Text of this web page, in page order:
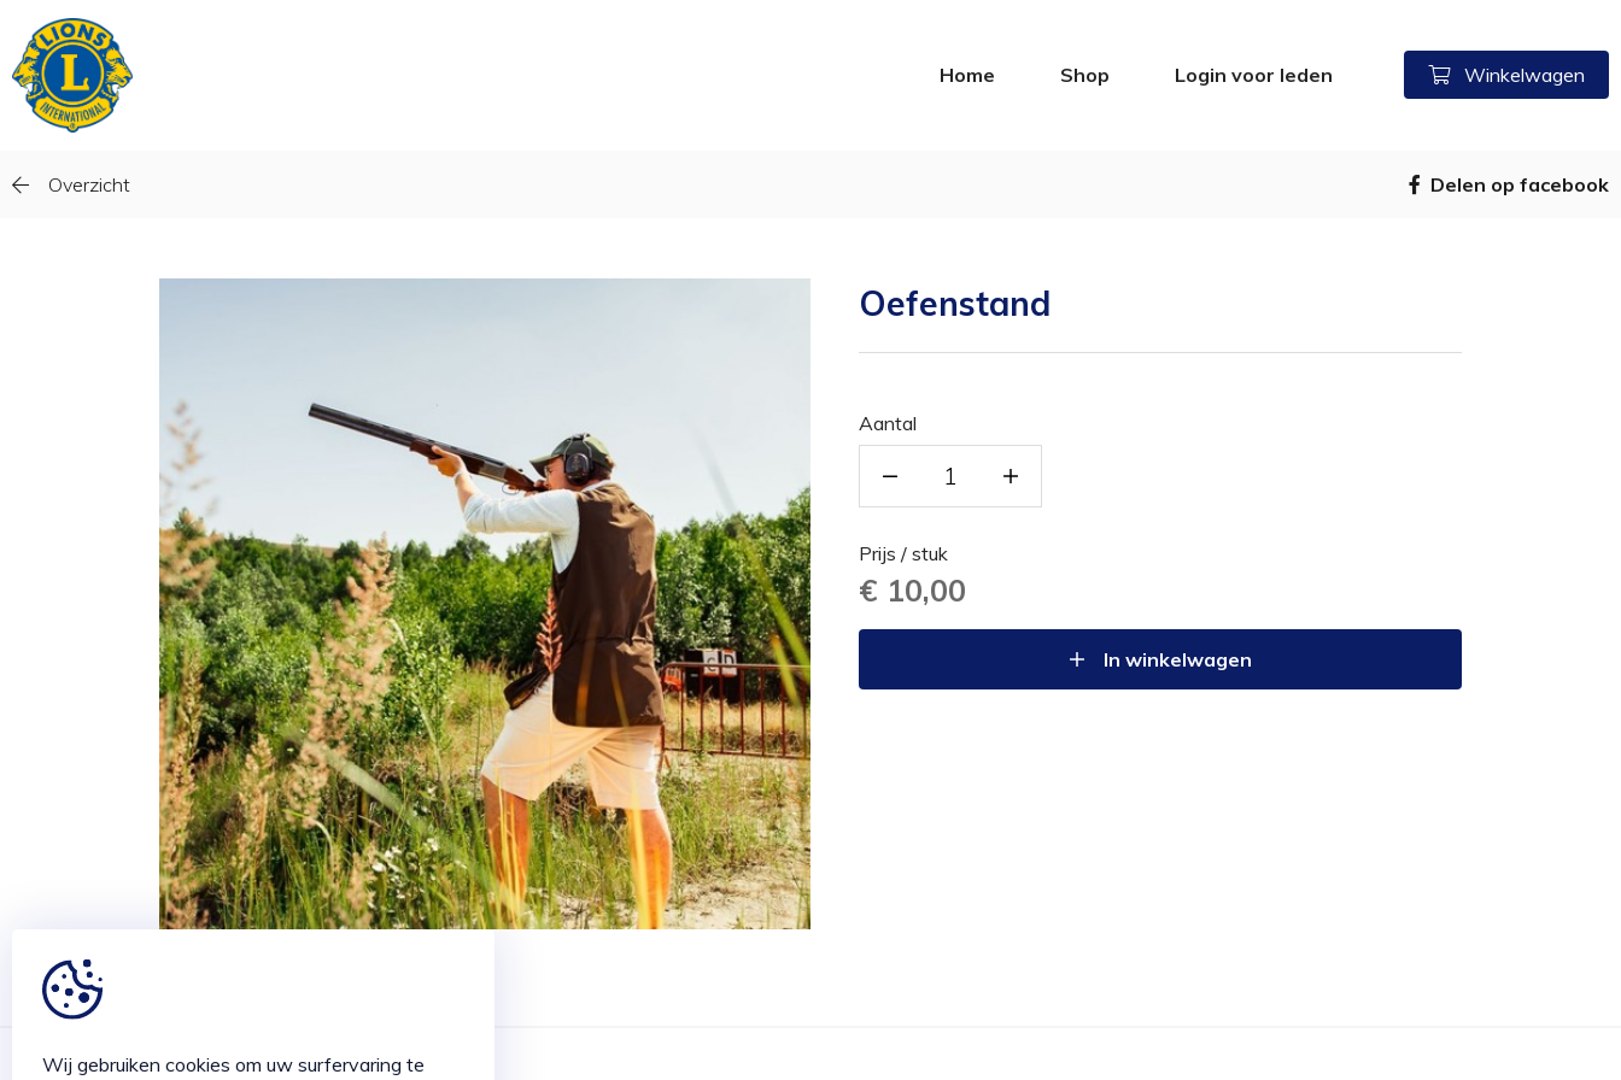
Home Shop Login voor leden Winkelwagen
Overzicht Delen op facebook
Oefenstand
Aantal
Prijs / stuk
€ 10,00
In winkelwagen
Wij gebruiken cookies om uw surfervaring te